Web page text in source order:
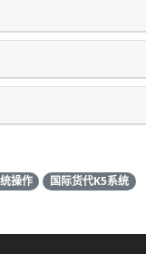
操作
国际货代K5系统